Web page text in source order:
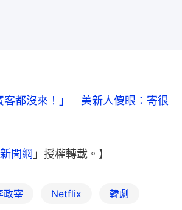
都沒來！」　美新人傻眼：寄很
聞網 」授權轉載。】
政宰 Netflix 韓劇